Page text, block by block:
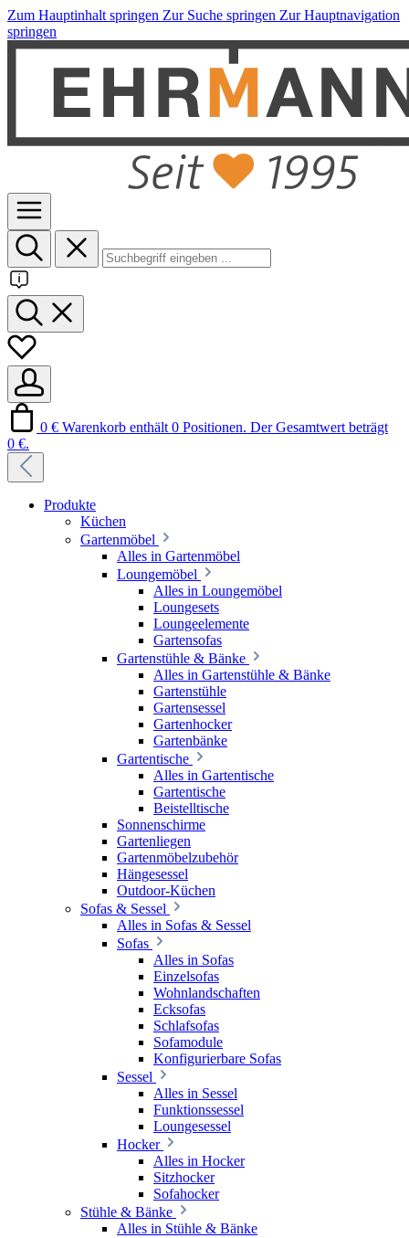
Zum Hauptinhalt springen Zur Suche springen Zur Hauptnavigation
springen
0 € Warenkorb enthält 0 Positionen. Der Gesamtwert beträgt
0 €.
Produkte
Küchen
Gartenmöbel
Alles in Gartenmöbel
Loungemöbel
Alles in Loungemöbel
Loungesets
Loungeelemente
Gartensofas
Gartenstühle & Bänke
Alles in Gartenstühle & Bänke
Gartenstühle
Gartensessel
Gartenhocker
Gartenbänke
Gartentische
Alles in Gartentische
Gartentische
Beistelltische
Sonnenschirme
Gartenliegen
Gartenmöbelzubehör
Hängesessel
Outdoor-Küchen
Sofas & Sessel
Alles in Sofas & Sessel
Sofas
Alles in Sofas
Einzelsofas
Wohnlandschaften
Ecksofas
Schlafsofas
Sofamodule
Konfigurierbare Sofas
Sessel
Alles in Sessel
Funktionssessel
Loungesessel
Hocker
Alles in Hocker
Sitzhocker
Sofahocker
Stühle & Bänke
Alles in Stühle & Bänke